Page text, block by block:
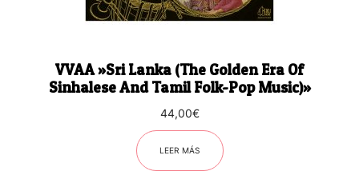
VVAA ‎»Sri Lanka (The Golden Era Of
Sinhalese And Tamil Folk-Pop Music)»
44,00€
LEER MÁS